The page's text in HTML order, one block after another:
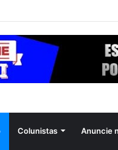
chega a Goiânia na
Colunistas Anuncie